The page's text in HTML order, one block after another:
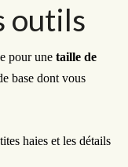
outils
pour une taille de
base dont vous
haies et les détails